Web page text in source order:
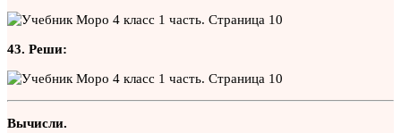
43. Реши:
Вычисли.